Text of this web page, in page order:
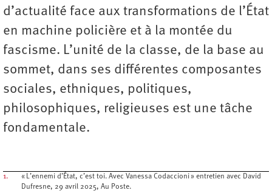
d’actualité face aux transformations de l’État
en machine policière et à la montée du
fascisme. L’unité de la classe, de la base au
sommet, dans ses différentes composantes
sociales, ethniques, politiques,
philosophiques, religieuses est une tâche
fondamentale.
1.
« L’ennemi d’État, c’est toi. Avec Vanessa Codaccioni » entretien avec David
Dufresne, 29 avril 2025, Au Poste.